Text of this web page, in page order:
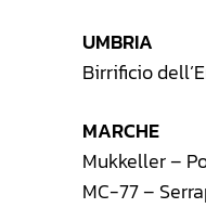
UMBRIA
Birrificio
MARCHE
Mukkeller –
MC-77 –